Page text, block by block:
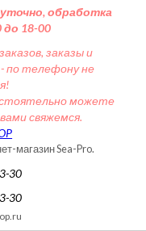
обработка
до 18-00
заказы и
по телефону не
можете
свяжемся.
магазин Sea-Pro.
30
30